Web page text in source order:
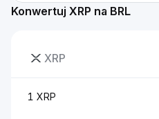
Konwertuj XRP na BRL
XRP
1 XRP